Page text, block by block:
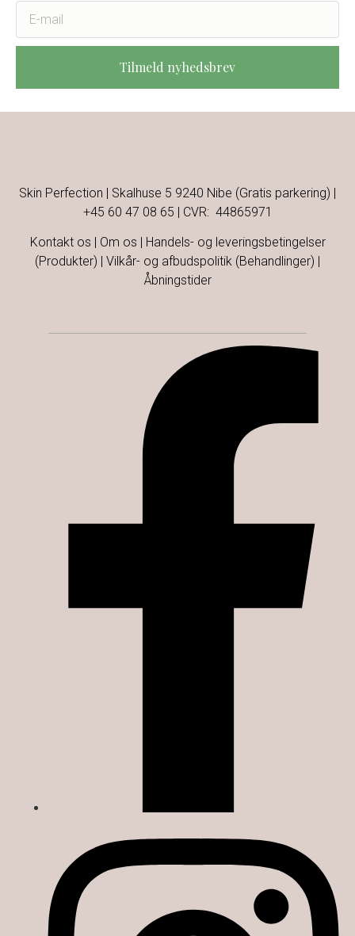
Tilmeld nyhedsbrev
Skin Perfection | Skalhuse 5 9240 Nibe (Gratis parkering) |
+45 60 47 08 65 | CVR: 44865971
Kontakt os Om os
Handels- og leveringsbetingelser
(Produkter)
Vilkår- og afbudspolitik (Behandlinger)
Åbningstider